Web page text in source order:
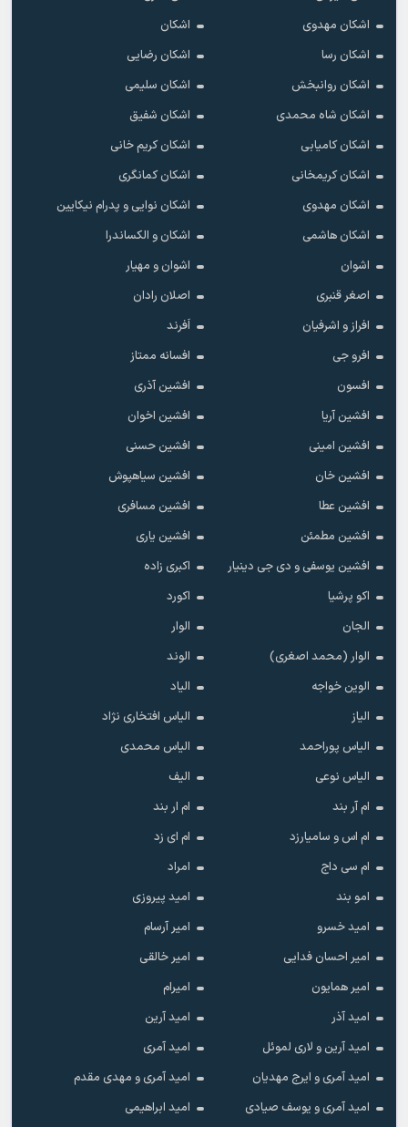
اشکان مهدوى
اشکان
اشکان رسا
اشکان رضایی
اشکان روانبخش
اشکان سلیمی
اشکان شاه محمدی
اشکان شفیق
اشکان کامیابی
اشکان کریم خانی
اشکان کریمخانی
اشکان کمانگری
اشکان مهدوی
اشکان نوایی و پدرام نیکایین
اشکان هاشمی
اشکان و الکساندرا
اشوان
اشوان و مهیار
اصغر قنبری
اصلان رادان
افراز و اشرفیان
اَفرند
افرو جی
افسانه ممتاز
افسون
افشین آذری
افشین آریا
افشین اخوان
افشین امینی
افشین حسنی
افشین خان
افشین سیاهپوش
افشین عطا
افشین مسافری
افشین مطمئن
افشین یاری
افشین یوسفی و دی جی دینیار
اکبری زاده
اکو پرشیا
اکورد
الجان
الوار
الوار (محمد اصغری)
الوند
الوین خواجه
الیاد
الیاز
الیاس افتخاری نژاد
الیاس پوراحمد
الیاس محمدی
الیاس نوعی
الیف
ام آر بند
ام ار بند
ام اس و سامیارزد
ام ای زد
ام سی داج
امراد
امو بند
امید پیروزی
امید خسرو
امیر آرسام
امیر احسان فدایی
امیر خالقى
امیر همایون
امیرام
امید آذر
امید آرین
امید آرین و لاری لموئل
امید آمری
امید آمری و ایرج مهدیان
امید آمری و مهدی مقدم
امید آمری و یوسف صیادی
امید ابراهیمی